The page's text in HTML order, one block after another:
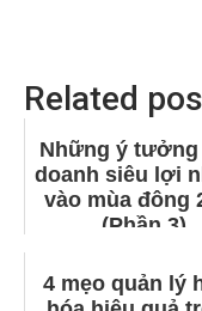
Related
Những ý tưởng
doanh siêu lợi
vào mùa đông
(Phần 3)
4 mẹo quản lý